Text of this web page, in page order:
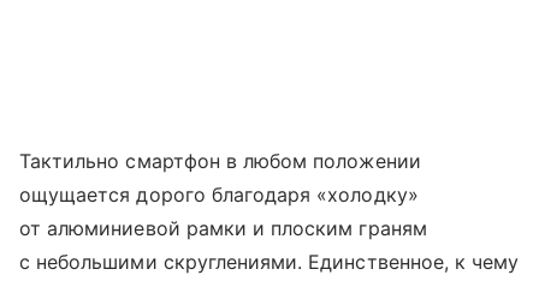
Тактильно смартфон в любом положении
ощущается дорого благодаря «холодку»
от алюминиевой рамки и плоским граням
с небольшими скруглениями. Единственное, к чему